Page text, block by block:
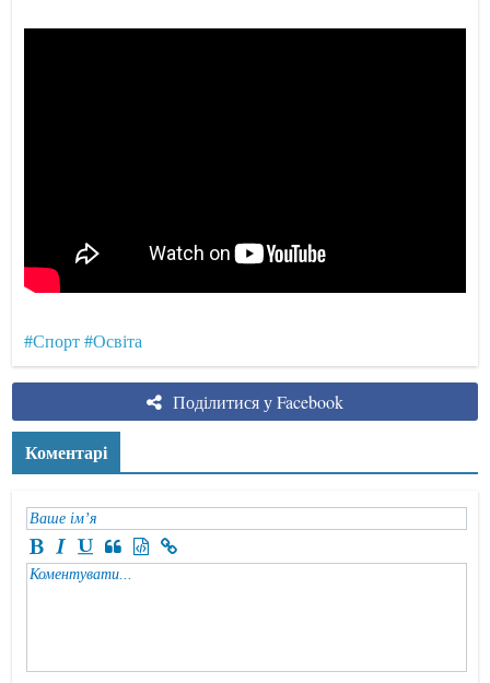
#Спорт #Освіта
Поділитися у Facebook
Коментарі